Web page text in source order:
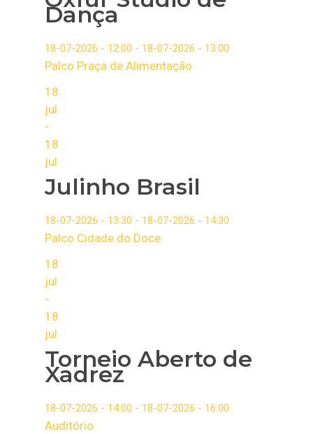
Dança
18-07-2026 - 12:00 - 18-07-2026 - 13:00
Palco Praça de Alimentação
18
jul
-
18
jul
Julinho Brasil
18-07-2026 - 13:30 - 18-07-2026 - 14:30
Palco Cidade do Doce
18
jul
-
18
jul
Torneio Aberto de
Xadrez
18-07-2026 - 14:00 - 18-07-2026 - 16:00
Auditório